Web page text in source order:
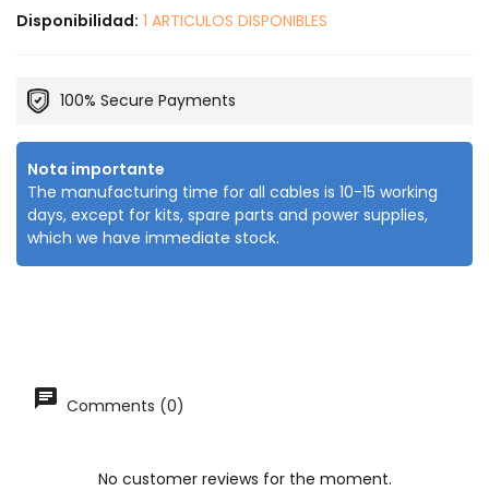
Disponibilidad: 1 ARTICULOS DISPONIBLES
100% Secure Payments
Nota importante
The manufacturing time for all cables is 10-15 working
days, except for kits, spare parts and power supplies,
which we have immediate stock.
Comments (0)
No customer reviews for the moment.